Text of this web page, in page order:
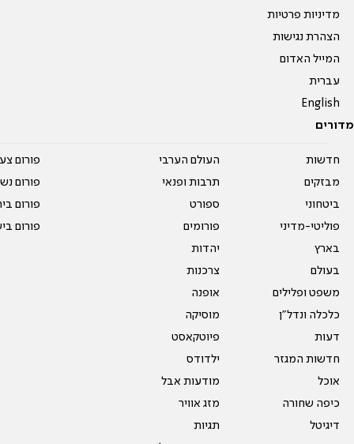
מדיניות פרטיות
הצהרת נגישות
המייל האדום
עברית
English
מדורים
חדשות
מבזקים
ביטחוני
פוליטי-מדיני
בארץ
בעולם
משפט ופלילים
כלכלה ונדל"ן
דעות
חדשות המגזר
אוכל
כיפה שחורה
דיגיטל
העולם הערבי
תרבות ופנאי
ספורט
פורומים
יהדות
צרכנות
אופנה
מוסיקה
פיוטקאסט
ילדודס
מודעות אבל
מזג אוויר
תגיות
פורום
פורום
פורום
פורום